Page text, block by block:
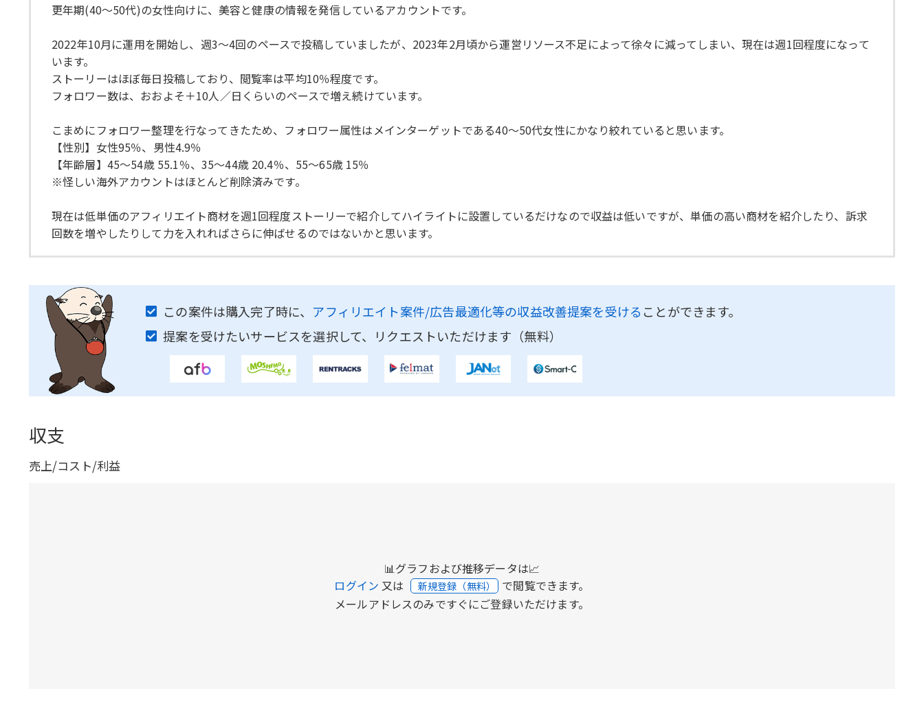
更年期(40〜50代)の女性向けに、美容と健康の情報を発信しているアカウントです。
2022年10月に運用を開始し、週3〜4回のペースで投稿していましたが、2023年2月頃から運営リソース不足によって徐々に減ってしまい、現在は週1回程度になって
います。
ストーリーはほぼ毎日投稿しており、閲覧率は平均10％程度です。
フォロワー数は、おおよそ＋10人／日くらいのペースで増え続けています。
こまめにフォロワー整理を行なってきたため、フォロワー属性はメインターゲットである40〜50代女性にかなり絞れていると思います。
【性別】女性95％、男性4.9％
【年齢層】45〜54歳 55.1％、35〜44歳 20.4％、55〜65歳 15％
※怪しい海外アカウントはほとんど削除済みです。
現在は低単価のアフィリエイト商材を週1回程度ストーリーで紹介してハイライトに設置しているだけなので収益は低いですが、単価の高い商材を紹介したり、訴求
回数を増やしたりして力を入れればさらに伸ばせるのではないかと思います。
この案件は購入完了時に、 アフィリエイト案件/広告最適化等の収益改善提案を受ける ことができます。
提案を受けたいサービスを選択して、リクエストいただけます（無料）
収支
売上/コスト/利益
📊グラフおよび推移データは📈
ログイン 又は 新規登録（無料） で閲覧できます。
メールアドレスのみですぐにご登録いただけます。